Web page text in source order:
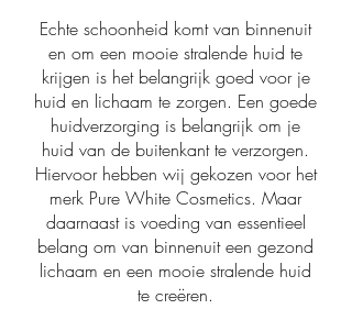
Echte schoonheid komt van binnenuit
en om een mooie stralende huid te
krijgen is het belangrijk goed voor je
huid en lichaam te zorgen. Een goede
huidverzorging is belangrijk om je
huid van de buitenkant te verzorgen.
Hiervoor hebben wij gekozen voor het
merk Pure White Cosmetics. Maar
daarnaast is voeding van essentieel
belang om van binnenuit een gezond
lichaam en een mooie stralende huid
te creëren.